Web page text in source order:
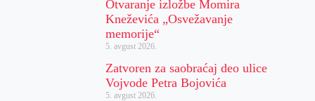
Otvaranje izložbe Momira
Kneževića „Osvežavanje
memorije“
5. avgust 2026.
Zatvoren za saobraćaj deo ulice
Vojvode Petra Bojovića
5. avgust 2026.